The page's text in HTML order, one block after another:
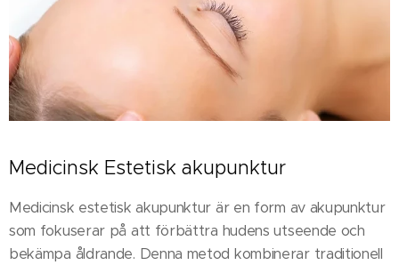
Medicinsk Estetisk akupunktur
Medicinsk estetisk akupunktur är en form av akupunktur
som fokuserar på att förbättra hudens utseende och
bekämpa åldrande. Denna metod kombinerar traditionell